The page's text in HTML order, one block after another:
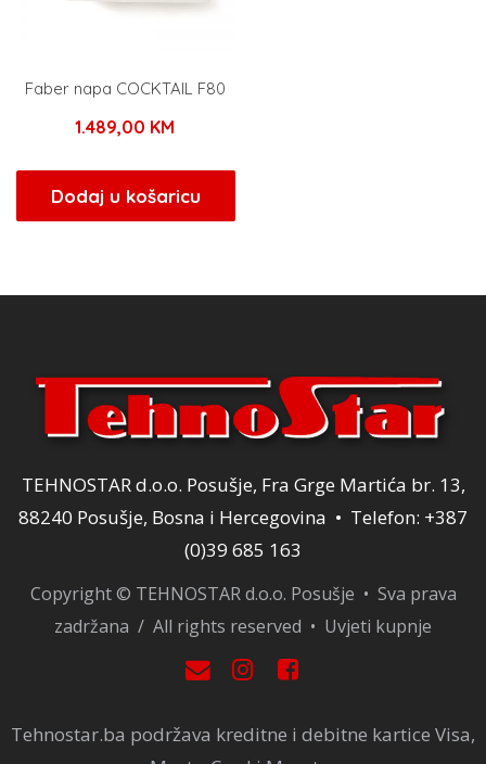
Faber napa COCKTAIL F80
1.489,00 KM
Dodaj u košaricu
TEHNOSTAR d.o.o. Posušje, Fra Grge Martića br. 13,
88240 Posušje, Bosna i Hercegovina • Telefon: +387
(0)39 685 163
Copyright © TEHNOSTAR d.o.o. Posušje • Sva prava
zadržana / All rights reserved • Uvjeti kupnje
Tehnostar.ba podržava kreditne i debitne kartice Visa,